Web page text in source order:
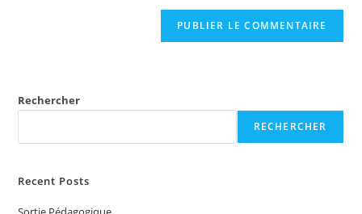
Rechercher
RECHERCHER
Recent Posts